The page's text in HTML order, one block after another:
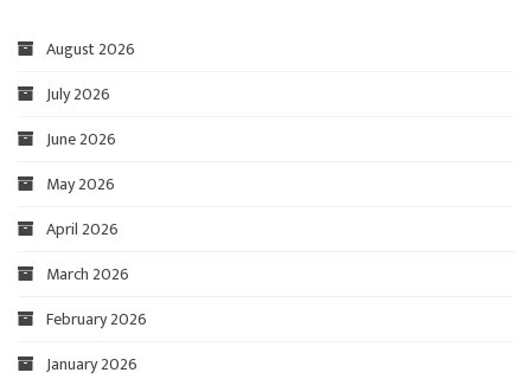
August 2026
July 2026
June 2026
May 2026
April 2026
March 2026
February 2026
January 2026